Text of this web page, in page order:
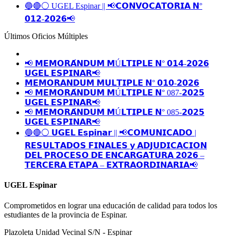
🔵🔴⚪️ UGEL Espinar || 📢𝗖𝗢𝗡𝗩𝗢𝗖𝗔𝗧𝗢𝗥𝗜𝗔 𝗡°
𝟬𝟭𝟮-𝟮𝟬𝟮𝟲📢
Últimos Oficios Múltiples
📢 𝗠𝗘𝗠𝗢𝗥𝗔́𝗡𝗗𝗨𝗠 𝗠Ú𝗟𝗧𝗜𝗣𝗟𝗘 𝗡° 𝟬𝟭𝟰-𝟮𝟬𝟮𝟲
𝗨𝗚𝗘𝗟 𝗘𝗦𝗣𝗜𝗡𝗔𝗥📢
𝗠𝗘𝗠𝗢𝗥𝗔𝗡𝗗𝗨𝗠 𝗠𝗨𝗟𝗧𝗜𝗣𝗟𝗘 𝗡° 𝟬𝟭𝟬-𝟮𝟬𝟮𝟲
📢 𝗠𝗘𝗠𝗢𝗥𝗔́𝗡𝗗𝗨𝗠 𝗠Ú𝗟𝗧𝗜𝗣𝗟𝗘 𝗡° 087-𝟮𝟬𝟮𝟱
𝗨𝗚𝗘𝗟 𝗘𝗦𝗣𝗜𝗡𝗔𝗥📢
📢 𝗠𝗘𝗠𝗢𝗥𝗔́𝗡𝗗𝗨𝗠 𝗠Ú𝗟𝗧𝗜𝗣𝗟𝗘 𝗡° 085-𝟮𝟬𝟮𝟱
𝗨𝗚𝗘𝗟 𝗘𝗦𝗣𝗜𝗡𝗔𝗥📢
🔵🔴⚪️ 𝗨𝗚𝗘𝗟 𝗘𝘀𝗽𝗶𝗻𝗮𝗿 || 📢𝗖𝗢𝗠𝗨𝗡𝗜𝗖𝗔𝗗𝗢 |
𝗥𝗘𝗦𝗨𝗟𝗧𝗔𝗗𝗢𝗦 𝗙𝗜𝗡𝗔𝗟𝗘𝗦 𝘆 𝗔𝗗𝗝𝗨𝗗𝗜𝗖𝗔𝗖𝗜𝗢𝗡
𝗗𝗘𝗟 𝗣𝗥𝗢𝗖𝗘𝗦𝗢 𝗗𝗘 𝗘𝗡𝗖𝗔𝗥𝗚𝗔𝗧𝗨𝗥𝗔 𝟮𝟬𝟮𝟲 –
𝗧𝗘𝗥𝗖𝗘𝗥𝗔 𝗘𝗧𝗔𝗣𝗔 – 𝗘𝗫𝗧𝗥𝗔𝗢𝗥𝗗𝗜𝗡𝗔𝗥𝗜𝗔📢
UGEL Espinar
Comprometidos en lograr una educación de calidad para todos los
estudiantes de la provincia de Espinar.
Plazoleta Unidad Vecinal S/N - Espinar